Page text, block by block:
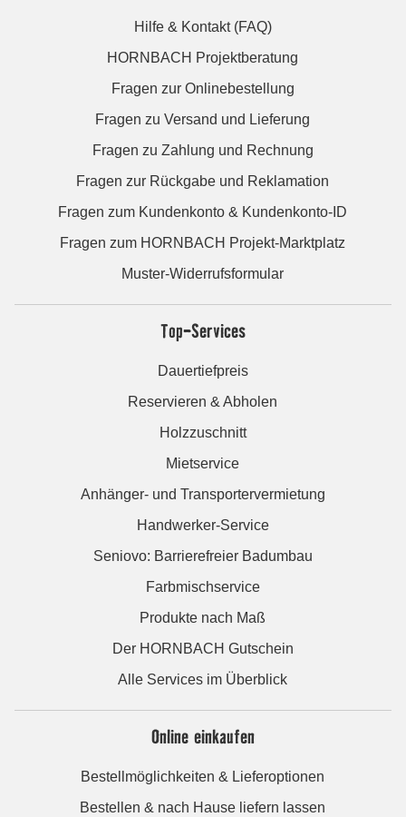
Hilfe & Kontakt (FAQ)
HORNBACH Projektberatung
Fragen zur Onlinebestellung
Fragen zu Versand und Lieferung
Fragen zu Zahlung und Rechnung
Fragen zur Rückgabe und Reklamation
Fragen zum Kundenkonto & Kundenkonto-ID
Fragen zum HORNBACH Projekt-Marktplatz
Muster-Widerrufsformular
Top-Services
Dauertiefpreis
Reservieren & Abholen
Holzzuschnitt
Mietservice
Anhänger- und Transportervermietung
Handwerker-Service
Seniovo: Barrierefreier Badumbau
Farbmischservice
Produkte nach Maß
Der HORNBACH Gutschein
Alle Services im Überblick
Online einkaufen
Bestellmöglichkeiten & Lieferoptionen
Bestellen & nach Hause liefern lassen